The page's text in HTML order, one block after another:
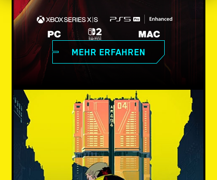
MEHR ERFAHREN